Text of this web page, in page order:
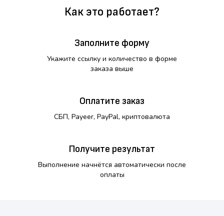
Как это работает?
Заполните форму
Укажите ссылку и количество в форме
заказа выше
Оплатите заказ
СБП, Payeer, PayPal, криптовалюта
Получите результат
Выполнение начнётся автоматически после
оплаты